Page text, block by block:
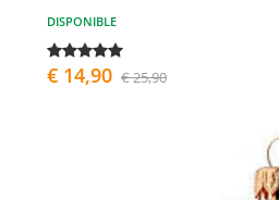
DISPONIBLE
€ 14,90 € 25,90